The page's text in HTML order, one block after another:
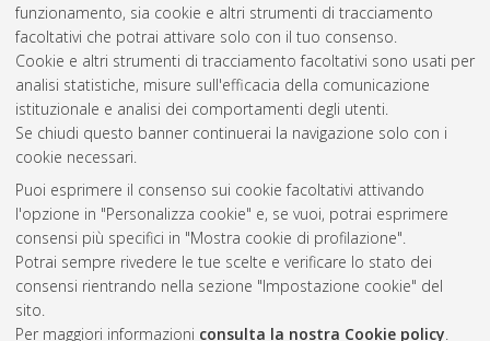
funzionamento, sia cookie e altri strumenti di tracciamento
facoltativi che potrai attivare solo con il tuo consenso.
Cookie e altri strumenti di tracciamento facoltativi sono usati per
analisi statistiche, misure sull'efficacia della comunicazione
istituzionale e analisi dei comportamenti degli utenti.
Se chiudi questo banner continuerai la navigazione solo con i
cookie necessari.
Puoi esprimere il consenso sui cookie facoltativi attivando
l'opzione in "Personalizza cookie" e, se vuoi, potrai esprimere
consensi più specifici in "Mostra cookie di profilazione".
Potrai sempre rivedere le tue scelte e verificare lo stato dei
consensi rientrando nella sezione "Impostazione cookie" del
sito.
Per maggiori informazioni consulta la nostra Cookie policy.
Gestione del documento:
Atom
Rss 1.0
Rss 2.0
ISSN: 2038-7946